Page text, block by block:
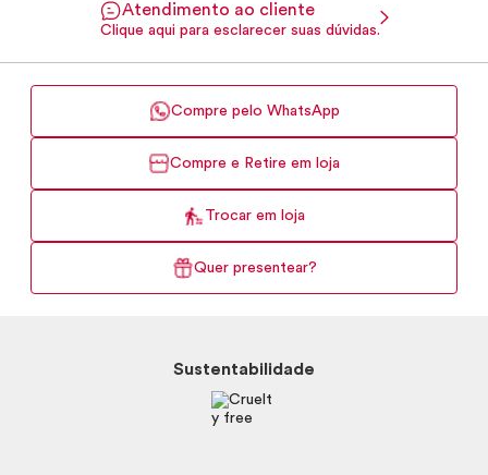
Atendimento ao cliente
Clique aqui para esclarecer suas dúvidas.
Compre pelo WhatsApp
Compre e Retire em loja
Trocar em loja
Quer presentear?
Sustentabilidade